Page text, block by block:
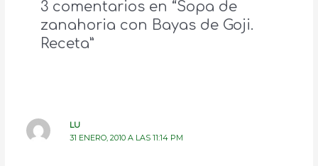
3 comentarios en “Sopa de
zanahoria con Bayas de Goji.
Receta”
LU
31 ENERO, 2010 A LAS 11:14 PM